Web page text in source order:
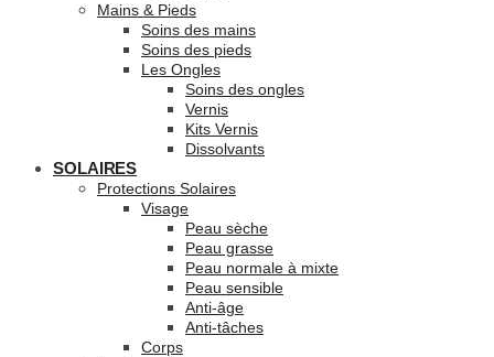
Mains & Pieds
Soins des mains
Soins des pieds
Les Ongles
Soins des ongles
Vernis
Kits Vernis
Dissolvants
SOLAIRES
Protections Solaires
Visage
Peau sèche
Peau grasse
Peau normale à mixte
Peau sensible
Anti-âge
Anti-tâches
Corps